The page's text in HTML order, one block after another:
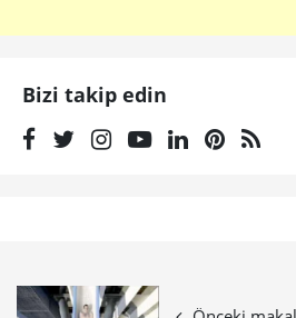
Bizi takip edin